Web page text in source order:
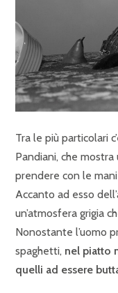
Tra le più particolari
Pandiani, che
prendere con le
Accanto ad esso
un’atmosfera grigia
Nonostante l’uomo
spaghetti, nel piatto
quelli ad essere